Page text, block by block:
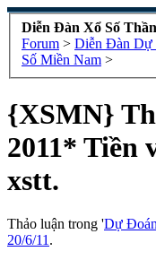
Diễn Đàn Xổ Số
Forum > Diễn Đàn Dự
Số Miền Nam >
{XSMN}
2011* Tiền
xstt.
Thảo luận trong 'Dự
20/6/11.